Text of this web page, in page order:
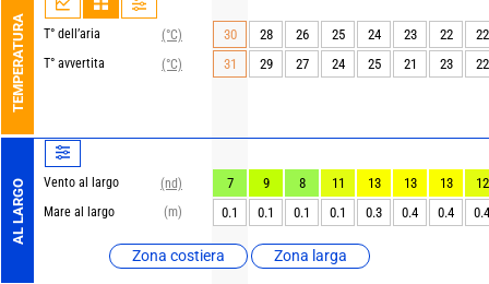
TEMPERATURA T° dell’aria
(°C)
T° avvertita
(°C)
AL LARGO Vento al largo
(nd)
Mare al largo
(m)
Zona costiera Zona larga
30 28 26 25 24 23 22
22
31
29 27 24 25 21 23 22
7 9 8 11 13 13 13
12
0.1
0.1 0.1 0.1 0.3 0.4 0.4 0.4